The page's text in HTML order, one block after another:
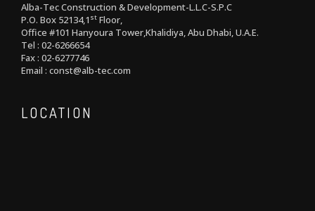
Alba-Tec Construction & Development-L.L.C-S.P.C
P.O. Box 52134,1 st Floor,
Office #101 Hanyoura Tower,Khalidiya, Abu Dhabi, U.A.E.
Tel : 02-6266654
Fax : 02-6277746
Email : const@alb-tec.com
LOCATION